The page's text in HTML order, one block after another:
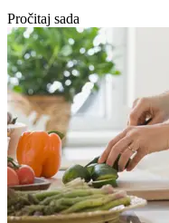
Pročitaj sada